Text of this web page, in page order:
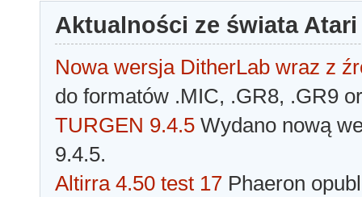
Aktualności ze świata Atari
Nowa wersja DitherLab wraz z
do formatów .MIC, .GR8, .GR9
TURGEN 9.4.5 Wydano nową
9.4.5.
Altirra 4.50 test 17 Phaeron